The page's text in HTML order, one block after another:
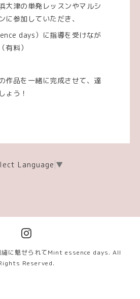
大津の単発レッスンやマルシ
に参加していただき、
days）に指導を受けなが
有料）
作品を一緒に完成させて、達
ょう！
Language ▼
繡に魅せられてMint essence days. All
Reserved.